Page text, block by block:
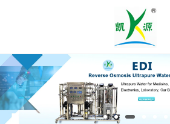
บ้าน
สินค้า
Ltd..
All
Rights
Reserved.